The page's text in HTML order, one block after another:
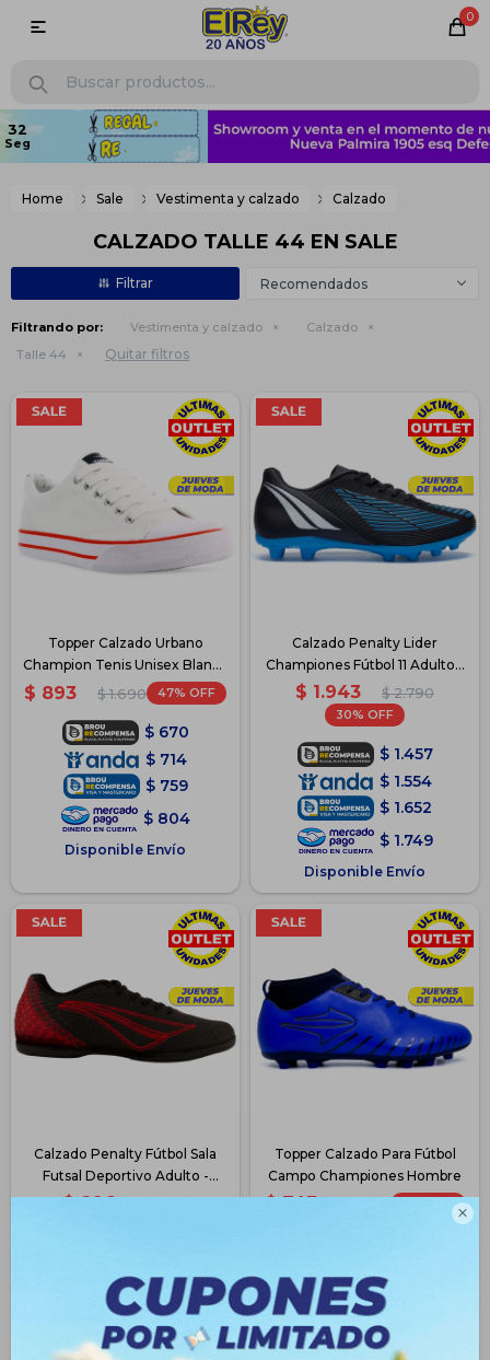

0

Home Sale Vestimenta y calzado Calzado
CALZADO TALLE 44 EN SALE
Recomendados
Filtrando por: Vestimenta y calzado
Calzado
Talle 44
Quitar filtros
Topper Calzado Urbano
Champion Tenis Unisex Blanco
- Blanco
$ 893 $ 1.690 47
$ 670
$ 714
$ 759
$ 804
Disponible Envío
Calzado Penalty Lider
Championes Fútbol 11 Adulto -
Azul
$ 1.943 $ 2.790
30
$ 1.457
$ 1.554
$ 1.652
$ 1.749
Disponible Envío
Calzado Penalty Fútbol Sala
Futsal Deportivo Adulto -
Negro
$ 896
$ 717
$ 762
$ 806
Topper Calzado Para Fútbol
Campo Championes Hombre
$ 743
$
$